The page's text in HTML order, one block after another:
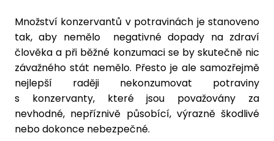
Množství konzervantů v potravinách je stanoveno
tak, aby nemělo negativné dopady na zdraví
člověka a při běžné konzumaci se by skutečně nic
závažného stát nemělo. Přesto je ale samozřejmě
nejlepší raději nekonzumovat potraviny
s konzervanty, které jsou považovány za
nevhodné, nepříznivě působící, výrazně škodlivé
nebo dokonce nebezpečné.